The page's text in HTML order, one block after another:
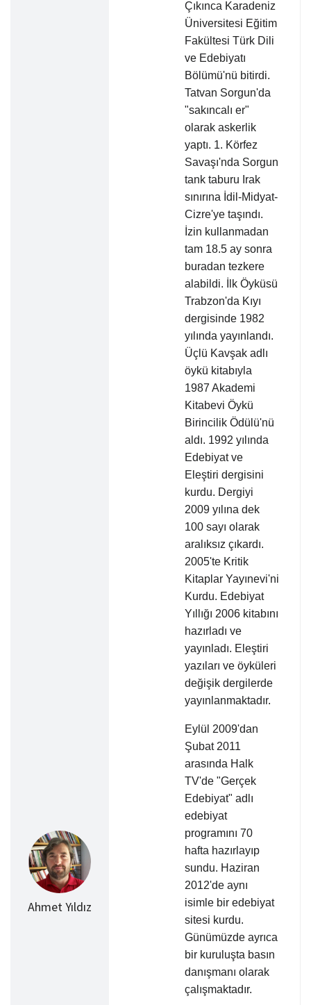
Ahmet Yıldız
Çıkınca Karadeniz
Üniversitesi Eğitim
Fakültesi Türk Dili
ve Edebiyatı
Bölümü'nü bitirdi.
Tatvan Sorgun'da
"sakıncalı er"
olarak askerlik
yaptı. 1. Körfez
Savaşı'nda Sorgun
tank taburu Irak
sınırına İdil-Midyat-
Cizre'ye taşındı.
İzin kullanmadan
tam 18.5 ay sonra
buradan tezkere
alabildi. İlk Öyküsü
Trabzon'da Kıyı
dergisinde 1982
yılında yayınlandı.
Üçlü Kavşak adlı
öykü kitabıyla
1987 Akademi
Kitabevi Öykü
Birincilik Ödülü'nü
aldı. 1992 yılında
Edebiyat ve
Eleştiri dergisini
kurdu. Dergiyi
2009 yılına dek
100 sayı olarak
aralıksız çıkardı.
2005'te Kritik
Kitaplar Yayınevi'ni
Kurdu. Edebiyat
Yıllığı 2006 kitabını
hazırladı ve
yayınladı. Eleştiri
yazıları ve öyküleri
değişik dergilerde
yayınlanmaktadır.
Eylül 2009'dan
Şubat 2011
arasında Halk
TV'de "Gerçek
Edebiyat" adlı
edebiyat
programını 70
hafta hazırlayıp
sundu. Haziran
2012'de aynı
isimle bir edebiyat
sitesi kurdu.
Günümüzde ayrıca
bir kuruluşta basın
danışmanı olarak
çalışmaktadır.